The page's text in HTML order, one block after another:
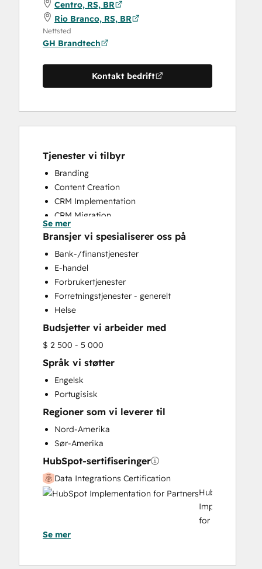
Centro, RS, BR
Rio Branco, RS, BR
Nettsted
GH Brandtech
Kontakt bedrift
Tjenester vi tilbyr
Branding
Content Creation
CRM Implementation
CRM Migration
Full Inbound Marketing Services
HubSpot Onboarding
Sales and Marketing Alignment
Sales Enablement
Search Engine Optimization
Website Design
Se mer
Bransjer vi spesialiserer oss på
Bank-/finanstjenester
E-handel
Forbrukertjenester
Forretningstjenester - generelt
Helse
Budsjetter vi arbeider med
$ 2 500 - 5 000
Språk vi støtter
Engelsk
Portugisisk
Regioner som vi leverer til
Nord-Amerika
Sør-Amerika
HubSpot-sertifiseringer
Data Integrations Certification
HubSpot
Implementation
for
Certification
Se mer